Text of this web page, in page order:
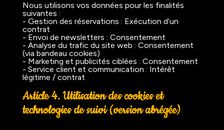
Nous utilisons vos données pour les finalités
suivantes :
- Gestion des réservations : Exécution d’un
contrat
- Envoi de newsletters : Consentement
- Analyse du trafic du site web : Consentement
(via bandeau cookies)
- Marketing et publicités ciblées : Consentement
- Service client et communication : Intérêt
légitime / contrat
Article 4. Utilisation des cookies et
technologies de suivi (version abrégée)